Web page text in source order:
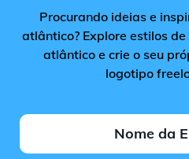
Procurando ideias e
atlântico? Explore estilos
atlântico e crie o seu
logotipo